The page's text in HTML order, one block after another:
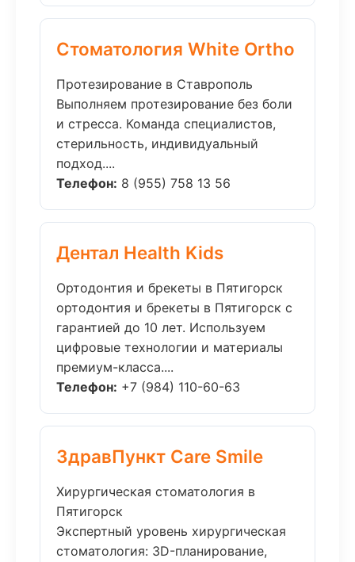
Стоматология White Ortho
Протезирование в Ставрополь
Выполняем протезирование без боли
и стресса. Команда специалистов,
стерильность, индивидуальный
подход....
Телефон: 8 (955) 758 13 56
Дентал Health Kids
Ортодонтия и брекеты в Пятигорск
ортодонтия и брекеты в Пятигорск с
гарантией до 10 лет. Используем
цифровые технологии и материалы
премиум-класса....
Телефон: +7 (984) 110-60-63
ЗдравПункт Care Smile
Хирургическая стоматология в
Пятигорск
Экспертный уровень хирургическая
стоматология: 3D-планирование,